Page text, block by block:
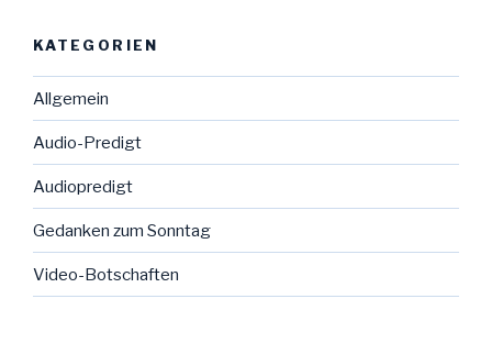
KATEGORIEN
Allgemein
Audio-Predigt
Audiopredigt
Gedanken zum Sonntag
Video-Botschaften